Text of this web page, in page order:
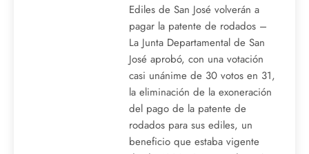
Ediles de San José volverán a
pagar la patente de rodados –
La Junta Departamental de San
José aprobó, con una votación
casi unánime de 30 votos en 31,
la eliminación de la exoneración
del pago de la patente de
rodados para sus ediles, un
beneficio que estaba vigente